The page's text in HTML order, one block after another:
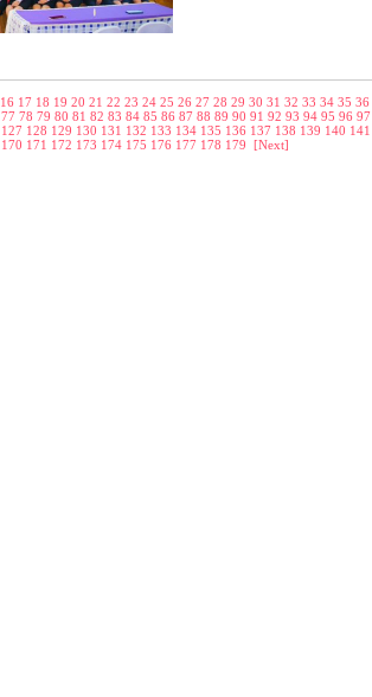
16 17 18 19 20 21 22 23 24 25 26 27 28 29 30 31 32 33 34 35 36
77 78 79 80 81 82 83 84 85 86 87 88 89 90 91 92 93 94 95 96 97
127 128 129 130 131 132 133 134 135 136 137 138 139 140 141
170 171 172 173 174 175 176 177 178 179 [Next]